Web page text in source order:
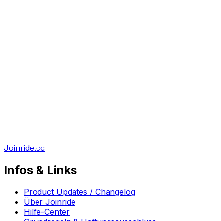
Joinride.cc
Infos & Links
Product Updates / Changelog
Über Joinride
Hilfe-Center